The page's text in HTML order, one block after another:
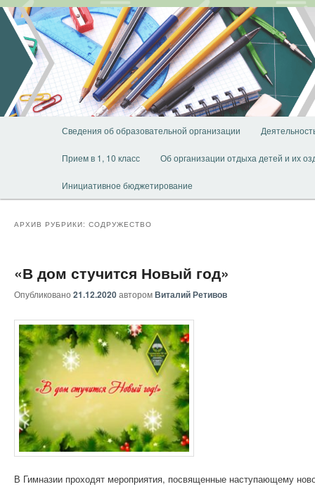
Перейти
основному
содержимому
Перейти
дополнительному
содержимому
Сведения об образовательной организации
Прием в 1, 10 класс Об организации отдыха детей и их
Инициативное бюджетирование
АРХИВ РУБРИКИ: СОДРУЖЕСТВО
«В дом стучится Новый год»
Опубликовано 21.12.2020авторомВиталий Ретивов
В Гимназии проходят мероприятия, посвященные наступающему